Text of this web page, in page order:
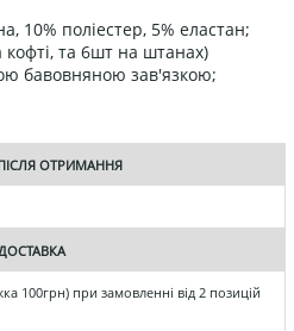
10% поліестер, 5% еластан;
та 6шт на штанах)
бавовняною зав'язкою;
ОТРИМАННЯ
100грн) при замовленні від 2 позицій